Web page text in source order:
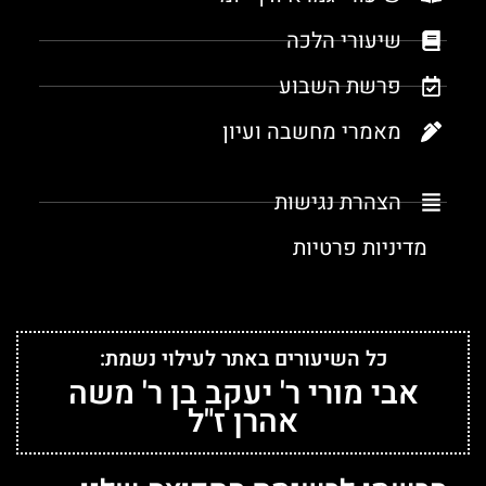
שיעורי הלכה
פרשת השבוע
מאמרי מחשבה ועיון
הצהרת נגישות
מדיניות פרטיות
כל השיעורים באתר לעילוי נשמת:
אבי מורי ר' יעקב בן ר' משה
אהרן ז"ל